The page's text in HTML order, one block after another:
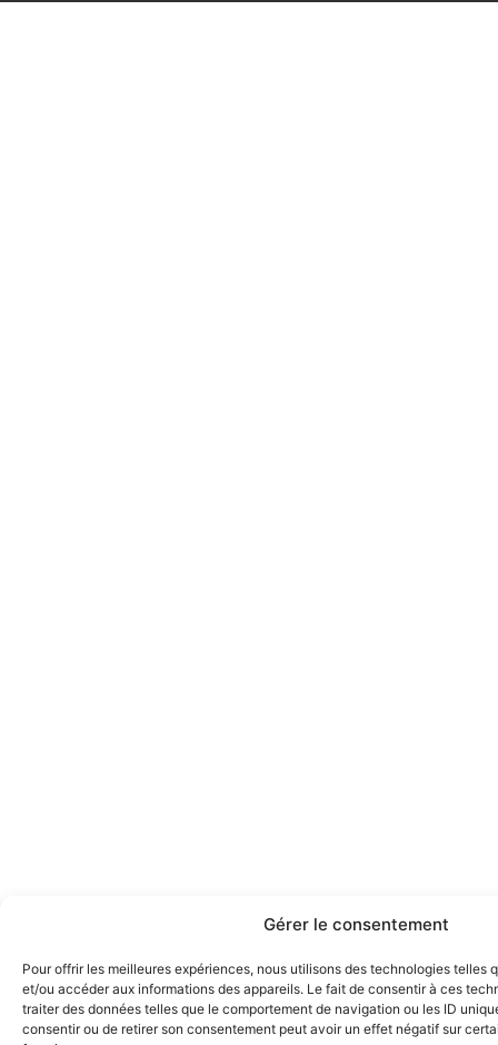
Gérer le consentement
Pour offrir les meilleures expériences, nous utilisons des technologies telles
et/ou accéder aux informations des appareils. Le fait de consentir à ces
traiter des données telles que le comportement de navigation ou les ID
consentir ou de retirer son consentement peut avoir un effet négatif sur